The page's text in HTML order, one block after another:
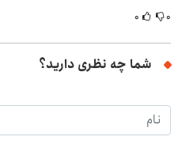
۰ ۰
شما چه نظری دارید؟